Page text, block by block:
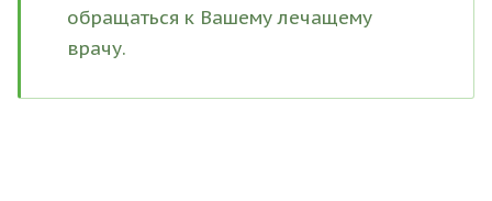
обращаться к Вашему лечащему
врачу.